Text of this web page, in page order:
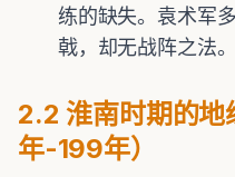
练的缺失。袁术军
戟，却无战阵之法。
2.2 淮南时期的地
年-199年）